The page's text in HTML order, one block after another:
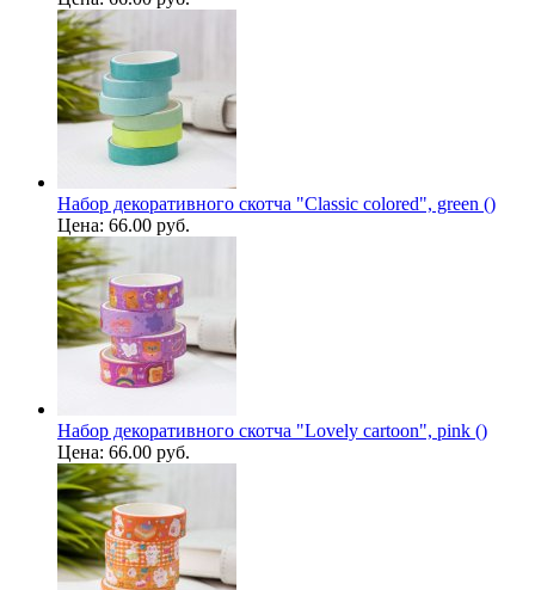
Набор декоративного скотча "Classic colored", green ()
Цена: 66.00 руб.
Набор декоративного скотча "Lovely cartoon", pink ()
Цена: 66.00 руб.